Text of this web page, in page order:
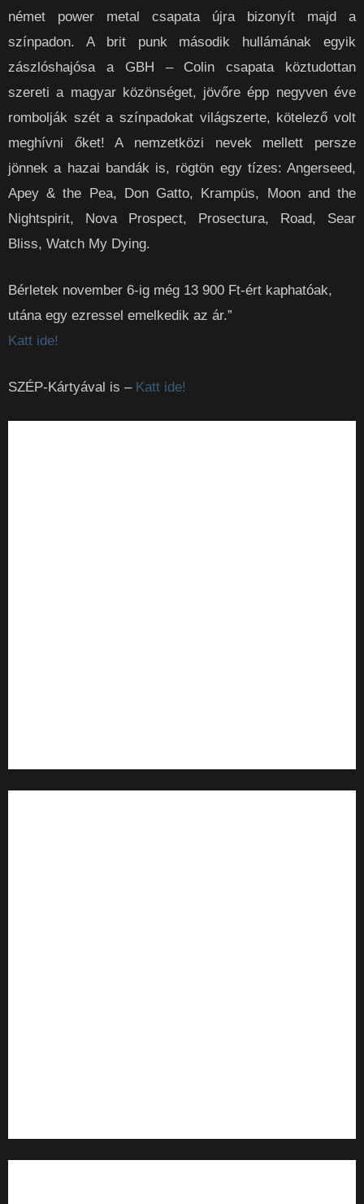
német power metal csapata újra bizonyít majd a
színpadon. A brit punk második hullámának egyik
zászlóshajósa a GBH – Colin csapata köztudottan
szereti a magyar közönséget, jövőre épp negyven éve
rombolják szét a színpadokat világszerte, kötelező volt
meghívni őket! A nemzetközi nevek mellett persze
jönnek a hazai bandák is, rögtön egy tízes: Angerseed,
Apey & the Pea, Don Gatto, Krampüs, Moon and the
Nightspirit, Nova Prospect, Prosectura, Road, Sear
Bliss, Watch My Dying.
Bérletek november 6-ig még 13 900 Ft-ért kaphatóak,
utána egy ezressel emelkedik az ár.”
Katt ide!
SZÉP-Kártyával is – Katt ide!